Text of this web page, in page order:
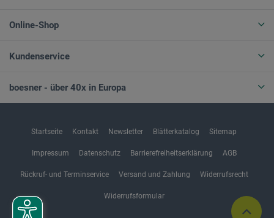
Online-Shop
Kundenservice
boesner - über 40x in Europa
Startseite Kontakt Newsletter Blätterkatalog Sitemap
Impressum Datenschutz Barrierefreiheitserklärung AGB
Rückruf- und Terminservice Versand und Zahlung Widerrufsrecht
Widerrufsformular